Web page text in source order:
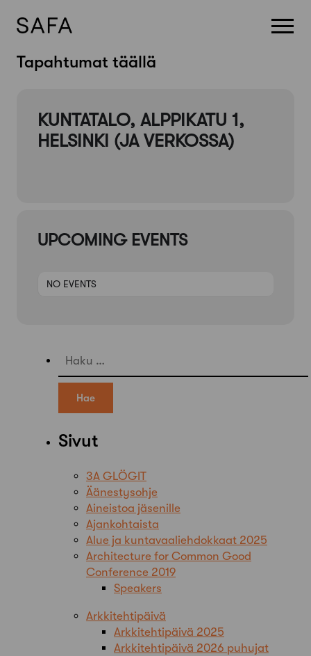
SkipTapahtumat täällä
KUNTATALO, ALPPIKATU 1,
HELSINKI (JA VERKOSSA)
UPCOMING EVENTS
NO EVENTS
Haku:
Sivut
3A GLÖGIT
Äänestysohje
Aineistoa jäsenille
Ajankohtaista
Alue ja kuntavaaliehdokkaat 2025
Architecture for Common Good
Conference 2019
Speakers
Arkkitehtipäivä
Arkkitehtipäivä 2025
Arkkitehtipäivä 2026 puhujat